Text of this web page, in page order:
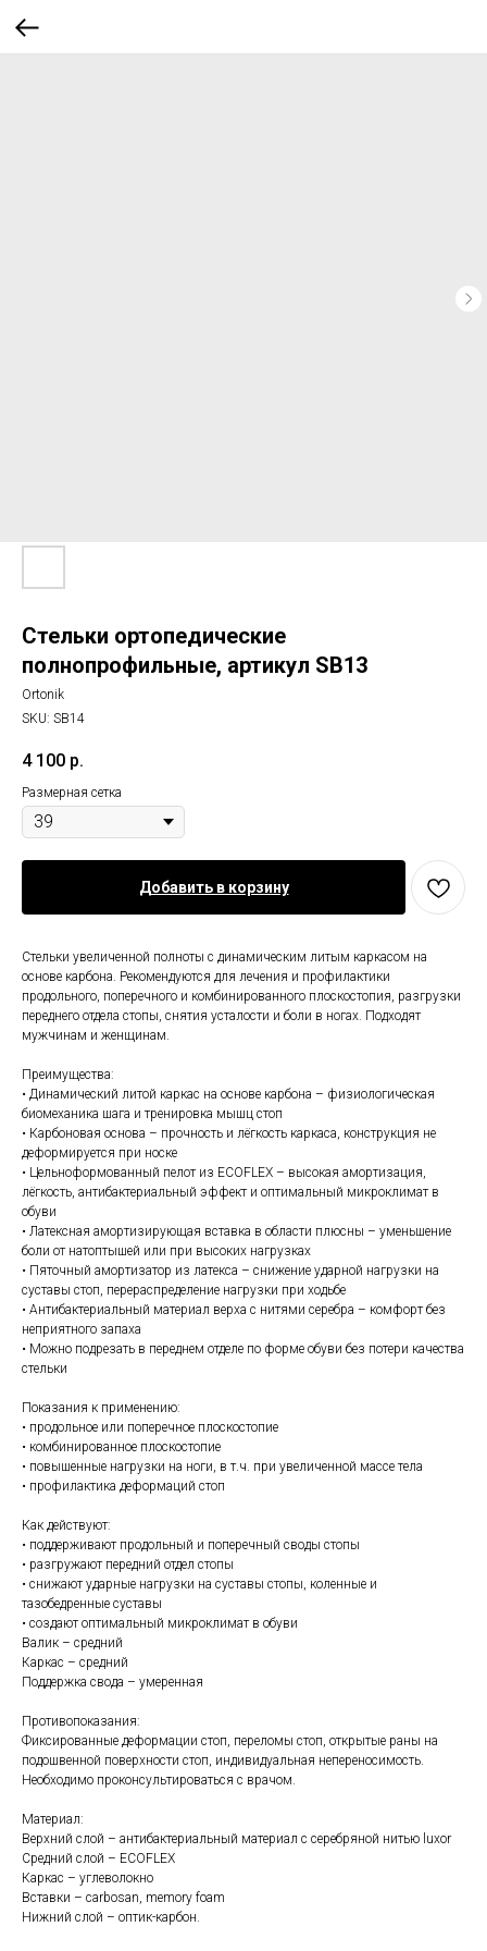
Стельки ортопедические
полнопрофильные, артикул SB13
Ortonik
SKU: SB14
4 100 р.
Размерная сетка
Добавить в корзину
Стельки увеличенной полноты с динамическим литым каркасом на
основе карбона. Рекомендуются для лечения и профилактики
продольного, поперечного и комбинированного плоскостопия, разгрузки
переднего отдела стопы, снятия усталости и боли в ногах. Подходят
мужчинам и женщинам.
Преимущества:
• Динамический литой каркас на основе карбона – физиологическая
биомеханика шага и тренировка мышц стоп
• Карбоновая основа – прочность и лёгкость каркаса, конструкция не
деформируется при носке
• Цельноформованный пелот из ECOFLEX – высокая амортизация,
лёгкость, антибактериальный эффект и оптимальный микроклимат в
обуви
• Латексная амортизирующая вставка в области плюсны – уменьшение
боли от натоптышей или при высоких нагрузках
• Пяточный амортизатор из латекса – снижение ударной нагрузки на
суставы стоп, перераспределение нагрузки при ходьбе
• Антибактериальный материал верха с нитями серебра – комфорт без
неприятного запаха
• Можно подрезать в переднем отделе по форме обуви без потери качества
стельки
Показания к применению:
• продольное или поперечное плоскостопие
• комбинированное плоскостопие
• повышенные нагрузки на ноги, в т.ч. при увеличенной массе тела
• профилактика деформаций стоп
Как действуют:
• поддерживают продольный и поперечный своды стопы
• разгружают передний отдел стопы
• снижают ударные нагрузки на суставы стопы, коленные и
тазобедренные суставы
• создают оптимальный микроклимат в обуви
Валик – средний
Каркас – средний
Поддержка свода – умеренная
Противопоказания:
Фиксированные деформации стоп, переломы стоп, открытые раны на
подошвенной поверхности стоп, индивидуальная непереносимость.
Необходимо проконсультироваться с врачом.
Материал:
Верхний слой – антибактериальный материал c серебряной нитью luxor
Средний слой – ECOFLEX
Каркас – углеволокно
Вставки – carbosan, memory foam
Нижний слой – оптик-карбон.